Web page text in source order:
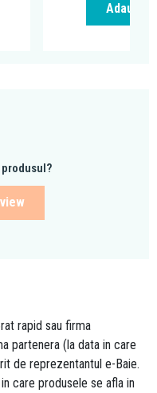
Adauga
rapid sau firma
partenera (la data in care
de reprezentantul e-Baie.
care produsele se afla in